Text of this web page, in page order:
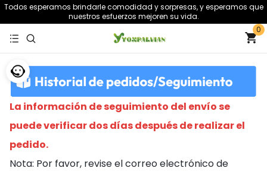
Todos esperamos brindarle comodidad y sorpresas, y esperamos que
nuestros esfuerzos mejoren su vida.
0
La información de seguimiento del envío se
puede verificar dos días después de realizar el
pedido.
Nota: Por favor, revise el correo electrónico de